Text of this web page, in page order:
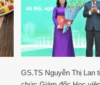
GS.TS Nguyễn Thị Lan